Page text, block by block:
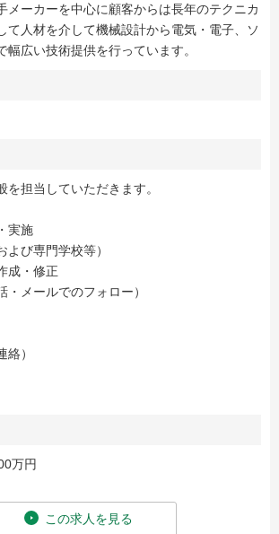
メーカーを中心に顧客からは長年のテクニカ
て人材を介して機械設計から電気・電子、ソ
幅広い技術提供を行っています。
を担当していただきます。
実施
よび専門学校等）
成・修正
・メールでのフォロー）
絡）
万円
この求人を見る